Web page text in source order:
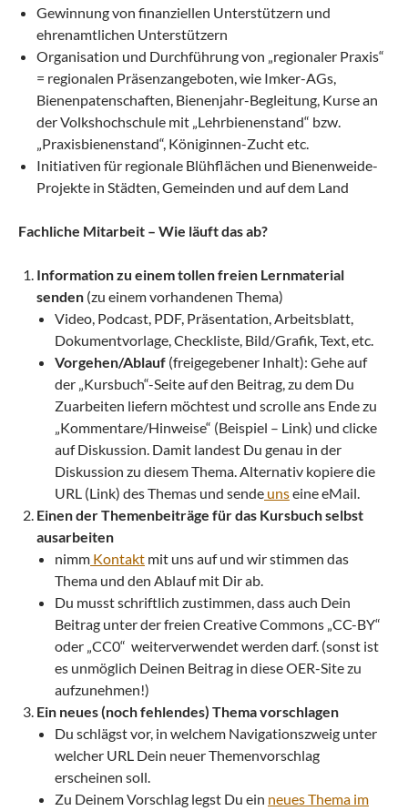
Gewinnung von finanziellen Unterstützern und
ehrenamtlichen Unterstützern
Organisation und Durchführung von „regionaler Praxis“
= regionalen Präsenzangeboten, wie Imker-AGs,
Bienenpatenschaften, Bienenjahr-Begleitung, Kurse an
der Volkshochschule mit „Lehrbienenstand“ bzw.
„Praxisbienenstand“, Königinnen-Zucht etc.
Initiativen für regionale Blühflächen und Bienenweide-
Projekte in Städten, Gemeinden und auf dem Land
Fachliche Mitarbeit – Wie läuft das ab?
Information zu einem tollen freien Lernmaterial
senden (zu einem vorhandenen Thema)
Video, Podcast, PDF, Präsentation, Arbeitsblatt,
Dokumentvorlage, Checkliste, Bild/Grafik, Text, etc.
Vorgehen/Ablauf (freigegebener Inhalt): Gehe auf
der „Kursbuch“-Seite auf den Beitrag, zu dem Du
Zuarbeiten liefern möchtest und scrolle ans Ende zu
„Kommentare/Hinweise“ (Beispiel – Link) und clicke
auf Diskussion. Damit landest Du genau in der
Diskussion zu diesem Thema. Alternativ kopiere die
URL (Link) des Themas und sende unseine eMail.
Einen der Themenbeiträge für das Kursbuch selbst
ausarbeiten
nimm Kontakt mit uns auf und wir stimmen das
Thema und den Ablauf mit Dir ab.
Du musst schriftlich zustimmen, dass auch Dein
Beitrag unter der freien Creative Commons „CC-BY“
oder „CC0“ weiterverwendet werden darf. (sonst ist
es unmöglich Deinen Beitrag in diese OER-Site zu
aufzunehmen!)
Ein neues (noch fehlendes) Thema vorschlagen
Du schlägst vor, in welchem Navigationszweig unter
welcher URL Dein neuer Themenvorschlag
erscheinen soll.
Zu Deinem Vorschlag legst Du ein neues Thema im